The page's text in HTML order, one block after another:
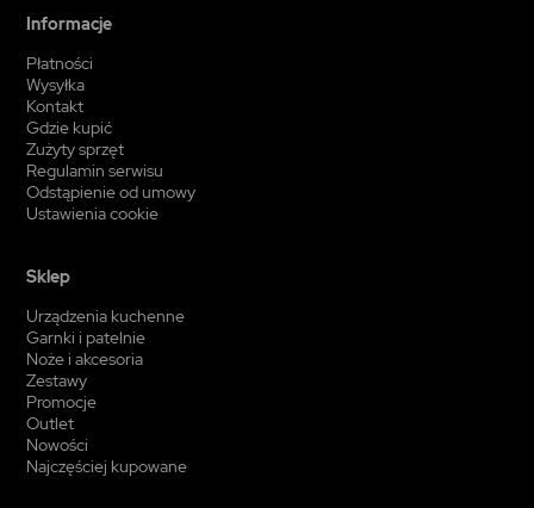
Informacje
Płatności
Wysyłka
Kontakt
Gdzie kupić
Zużyty sprzęt
Regulamin serwisu
Odstąpienie od umowy
Ustawienia cookie
Sklep
Urządzenia kuchenne
Garnki i patelnie
Noże i akcesoria
Zestawy
Promocje
Outlet
Nowości
Najczęściej kupowane